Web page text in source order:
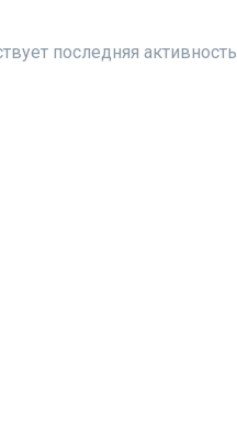
последняя активность